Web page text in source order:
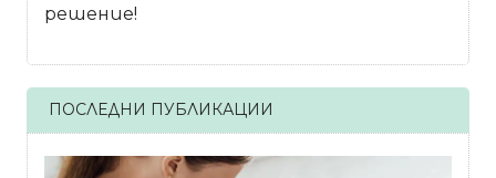
решение!
ПОСЛЕДНИ ПУБЛИКАЦИИ